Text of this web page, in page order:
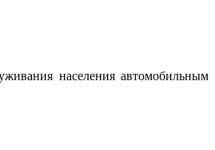
населения автомобильным